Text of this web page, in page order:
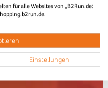
für alle Websites von „B2Run.de:
Einstellungen